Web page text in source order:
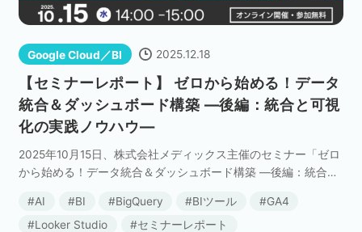
プライバシーポリシー
Google Cloud／BI 2025.12.18
【セミナーレポート】 ゼロから始める！データ
統合＆ダッシュボード構築 ―後編：統合と可視
化の実践ノウハウ―
2025年10月15日、株式会社メディックス主催のセミナー「ゼロ
から始める！データ統合＆ダッシュボード構築 ―後編：統合と
た前編（準備と設計のポイント）に続き、今 […]
AI BI BigQuery BIツール
GA4
Looker Studio
セミナーレポート